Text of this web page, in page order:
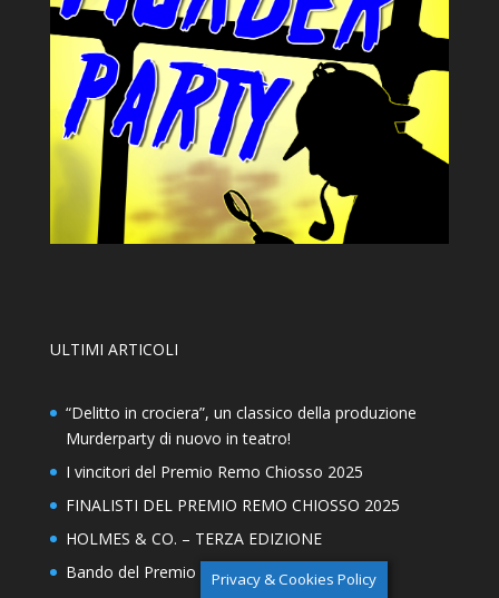
ULTIMI ARTICOLI
“Delitto in crociera”, un classico della produzione
Murderparty di nuovo in teatro!
I vincitori del Premio Remo Chiosso 2025
FINALISTI DEL PREMIO REMO CHIOSSO 2025
HOLMES & CO. – TERZA EDIZIONE
Bando del Premio Remo Chiosso 2025
Privacy & Cookies Policy